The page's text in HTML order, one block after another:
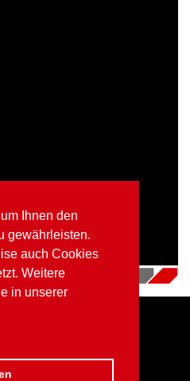
Ihnen den
gewährleisten.
auch Cookies
Weitere
in unserer
16.07.2018